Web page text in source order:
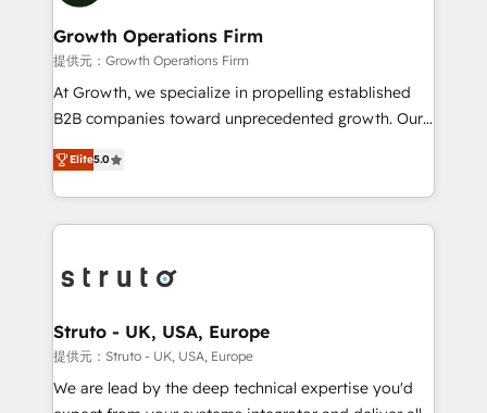
measurable growth and operational efficiency. Why
Choose Nexa Cognition? 🚀 HubSpot Expertise: Our
certified team specialises in CRM implementation,
marketing automation, and revenue operations. 🤝
Custom Solutions: From onboarding and
HubSpot with your business needs. 🌟 Proven
Results: We’ve helped businesses of all sizes
Packages: Choose ongoing support or project-based
solutions. We offer service packages designed to fit
Growth Operations Firm
提供元：Growth Operations Firm
At Growth, we specialize in propelling established
B2B companies toward unprecedented growth. Our
focus is on fine-tuning and enhancing your growth,
sales, and marketing operations. Unlike conventional
marketing agencies, we dive deep into the
operational aspects of your business, ensuring that
functioning optimally. With our expertise in leading
wealth of knowledge and experience to the table.
Our strategies are tailored to your business's unique
needs, ensuring a personalized approach that aligns
with your growth objectives.
Elite5.0
Struto - UK, USA, Europe
提供元：Struto - UK, USA, Europe
We are lead by the deep technical expertise you'd